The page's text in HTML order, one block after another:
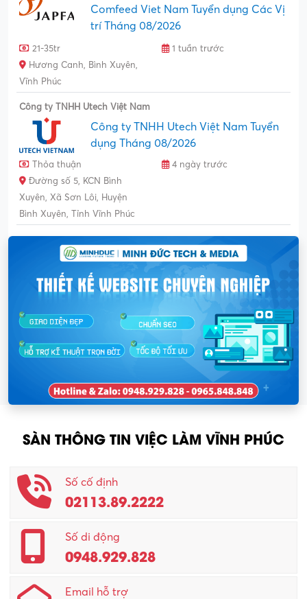
Comfeed Viet Nam Tuyển dụng Các Vị
trí Tháng 08/2026
21-35tr
1 tuần trước
Hương Canh, Bình Xuyên,
Vĩnh Phúc
Công ty TNHH Utech Việt Nam
Công ty TNHH Utech Việt Nam Tuyển
dụng Tháng 08/2026
Thỏa thuận
4 ngày trước
Đường số 5, KCN Bình
Xuyên, Xã Sơn Lôi, Huyện
Bình Xuyên, Tỉnh Vĩnh Phúc
SÀN THÔNG TIN VIỆC LÀM VĨNH PHÚC
Số cố định
02113.89.2222
Số di động
0948.929.828
Email hỗ trợ